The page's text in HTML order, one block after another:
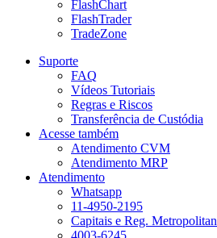
FlashChart
FlashTrader
TradeZone
Suporte
FAQ
Vídeos Tutoriais
Regras e Riscos
Transferência de Custódia
Acesse também
Atendimento CVM
Atendimento MRP
Atendimento
Whatsapp
11-4950-2195
Capitais e Reg.